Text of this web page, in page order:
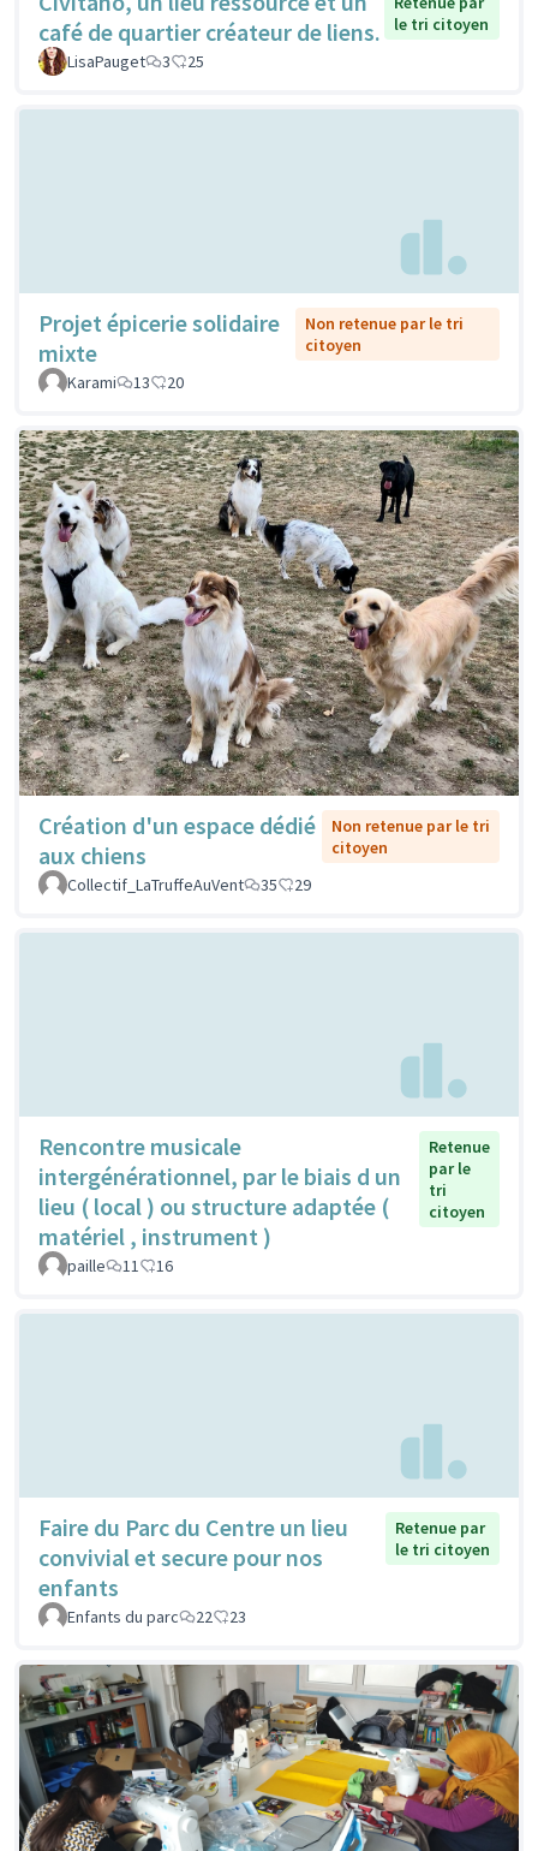
café de quartier créateur de liens.
le tri citoyen
LisaPauget
3 25
Projet épicerie solidaire
mixte
Non retenue par le tri
citoyen
Karami
13 20
Création d'un espace dédié
aux chiens
Non retenue par le tri
citoyen
Collectif_LaTruffeAuVent
35 29
Rencontre musicale
intergénérationnel, par le biais d un
lieu ( local ) ou structure adaptée (
matériel , instrument )
Retenue
par le
tri
citoyen
paille 11 16
Faire du Parc du Centre un lieu
convivial et secure pour nos
enfants
Retenue par
le tri citoyen
Enfants du parc 22 23